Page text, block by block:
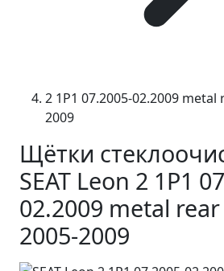
2 1P1 07.2005-02.2009
2009
Щётки
SEAT Leon 2 1P1
02.2009 metal
2005-2009